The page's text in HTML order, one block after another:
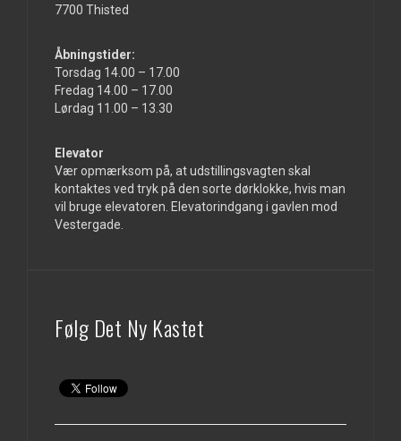
7700 Thisted
Åbningstider:
Torsdag 14.00 – 17.00
Fredag 14.00 – 17.00
Lørdag 11.00 – 13.30
Elevator
Vær opmærksom på, at udstillingsvagten skal
kontaktes ved tryk på den sorte dørklokke, hvis man
vil bruge elevatoren. Elevatorindgang i gavlen mod
Vestergade.
Følg Det Ny Kastet